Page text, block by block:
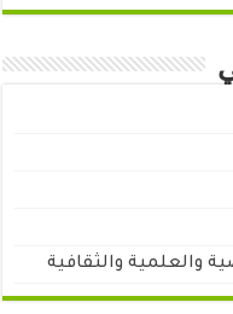
والعلمية والثقافية